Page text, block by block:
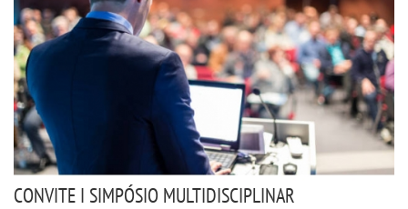
CONVITE I SIMPÓSIO MULTIDISCIPLINAR